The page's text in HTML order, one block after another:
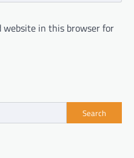
website in this browser for
Search